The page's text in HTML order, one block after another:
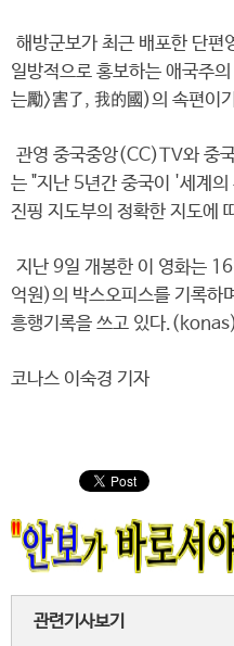
해방군보가 최근 배포한 단편
일방적으로 홍보하는 애국주
는勵>害了, 我的國)의 속편이
관영 중국중앙(CC)TV와 중
는 "지난 5년간 중국이 '세계의
진핑 지도부의 정확한 지도에
지난 9일 개봉한 이 영화는
억원)의 박스오피스를 기록하
흥행기록을 쓰고 있다
코나스 이숙경 기자
관련기사보기